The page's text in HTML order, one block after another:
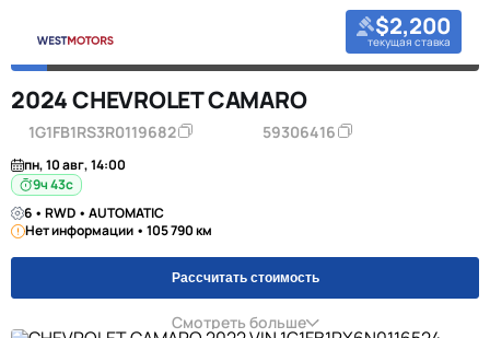
$2,200
текущая ставка
2024 CHEVROLET CAMARO
1G1FB1RS3R0119682 59306416
пн, 10 авг, 14:00
9ч 42с
6 • RWD • AUTOMATIC
Нет информации • 105 790 км
Рассчитать стоимость
Смотреть больше